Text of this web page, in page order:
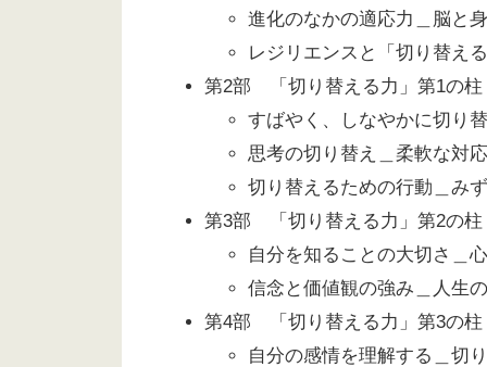
進化のなかの適応力＿脳と
レジリエンスと「切り替え
第2部 「切り替える力」第1の
すばやく、しなやかに切り
思考の切り替え＿柔軟な対
切り替えるための行動＿み
第3部 「切り替える力」第2の
自分を知ることの大切さ＿
信念と価値観の強み＿人生
第4部 「切り替える力」第3の
自分の感情を理解する＿切